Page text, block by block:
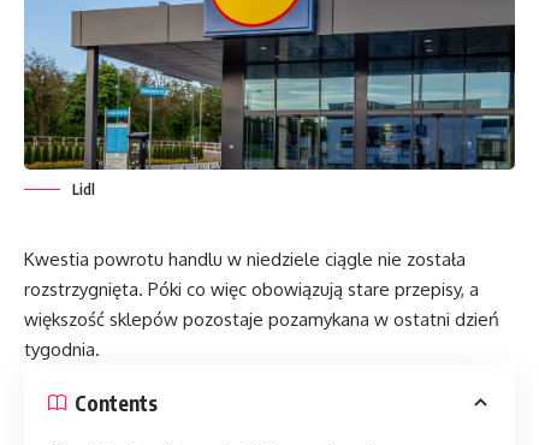
Lidl
Kwestia powrotu handlu w niedziele ciągle nie została
rozstrzygnięta. Póki co więc obowiązują stare przepisy, a
większość sklepów pozostaje pozamykana w ostatni dzień
tygodnia.
Contents